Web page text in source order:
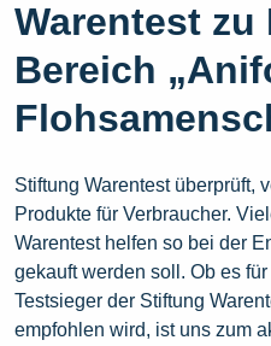
Warentest
Bereich
Stiftung Warentest überprüft,
Produkte für Verbraucher.
Warentest helfen so bei der
gekauft werden soll. Ob es
Testsieger der Stiftung
empfohlen wird, ist uns zum